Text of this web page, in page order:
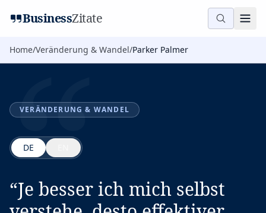
BusinessZitate
Home/Veränderung & Wandel/Parker Palmer
“
VERÄNDERUNG & WANDEL
DE
“Je besser ich mich selbst